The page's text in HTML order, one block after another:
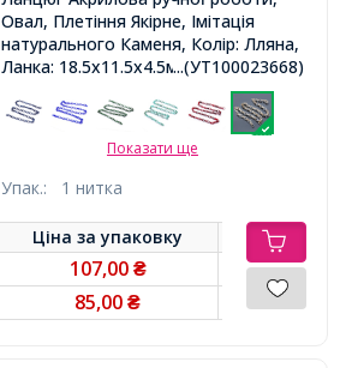
Овал, Плетіння Якірне, Імітація
натурального Каменя, Колір: Лляна,
Ланка: 18.5x11.5x4.5мм, 1м / нитка,
...(УТ100023668)
Показати ще
Упак.: 1 нитка
Ціна заупаковку
107,00 ₴
85,00₴